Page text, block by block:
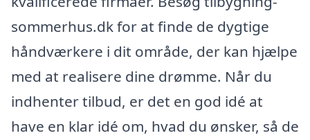
sommerhus.dk for at finde de dygtige
håndværkere i dit område, der kan hjælpe
med at realisere dine drømme. Når du
indhenter tilbud, er det en god idé at
have en klar idé om, hvad du ønsker, så de